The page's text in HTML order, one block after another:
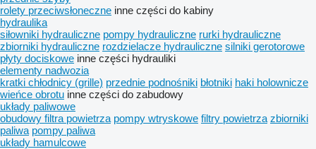
rolety przeciwsłoneczne inne części do kabiny
hydraulika
siłowniki hydrauliczne pompy hydrauliczne rurki hydrauliczne
zbiorniki hydrauliczne rozdzielacze hydrauliczne silniki gerotorowe
płyty dociskowe inne części hydrauliki
elementy nadwozia
kratki chłodnicy (grille) przednie podnośniki błotniki haki holownicze
wieńce obrotu inne części do zabudowy
układy paliwowe
obudowy filtra powietrza pompy wtryskowe filtry powietrza zbiorniki
paliwa pompy paliwa
układy hamulcowe